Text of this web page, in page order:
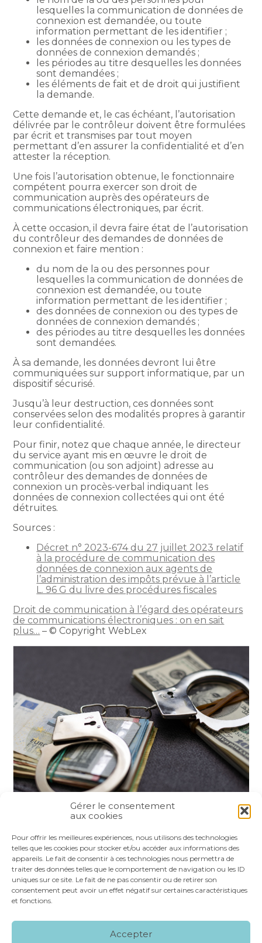
Gérer le consentement
aux cookies
Pour offrir les meilleures expériences, nous utilisons des technologies
telles que les cookies pour stocker et/ou accéder aux informations des
appareils. Le fait de consentir à ces technologies nous permettra de
traiter des données telles que le comportement de navigation ou les ID
uniques sur ce site. Le fait de ne pas consentir ou de retirer son
consentement peut avoir un effet négatif sur certaines caractéristiques
et fonctions.
Accepter
lesquelles la communication de données de
connexion est demandée, ou toute
information permettant de les identifier ;
les données de connexion ou les types de
données de connexion demandés ;
les périodes au titre desquelles les données
sont demandées ;
les éléments de fait et de droit qui justifient
la demande.
Cette demande et, le cas échéant, l’autorisation
délivrée par le contrôleur doivent être formulées
par écrit et transmises par tout moyen
permettant d’en assurer la confidentialité et d’en
attester la réception.
Une fois l’autorisation obtenue, le fonctionnaire
compétent pourra exercer son droit de
communication auprès des opérateurs de
communications électroniques, par écrit.
À cette occasion, il devra faire état de l’autorisation
du contrôleur des demandes de données de
connexion et faire mention :
du nom de la ou des personnes pour
lesquelles la communication de données de
connexion est demandée, ou toute
information permettant de les identifier ;
des données de connexion ou des types de
données de connexion demandés ;
des périodes au titre desquelles les données
sont demandées.
À sa demande, les données devront lui être
communiquées sur support informatique, par un
dispositif sécurisé.
Jusqu’à leur destruction, ces données sont
conservées selon des modalités propres à garantir
leur confidentialité.
Pour finir, notez que chaque année, le directeur
du service ayant mis en œuvre le droit de
communication (ou son adjoint) adresse au
contrôleur des demandes de données de
connexion un procès-verbal indiquant les
données de connexion collectées qui ont été
détruites.
Sources :
Décret n° 2023-674 du 27 juillet 2023 relatif
à la procédure de communication des
données de connexion aux agents de
l’administration des impôts prévue à l’article
L. 96 G du livre des procédures fiscales
Droit de communication à l’égard des opérateurs
de communications électroniques : on en sait
plus… – © Copyright WebLex
FaceBook
TwitterLinkedIn
Footer
NOS SERVICES